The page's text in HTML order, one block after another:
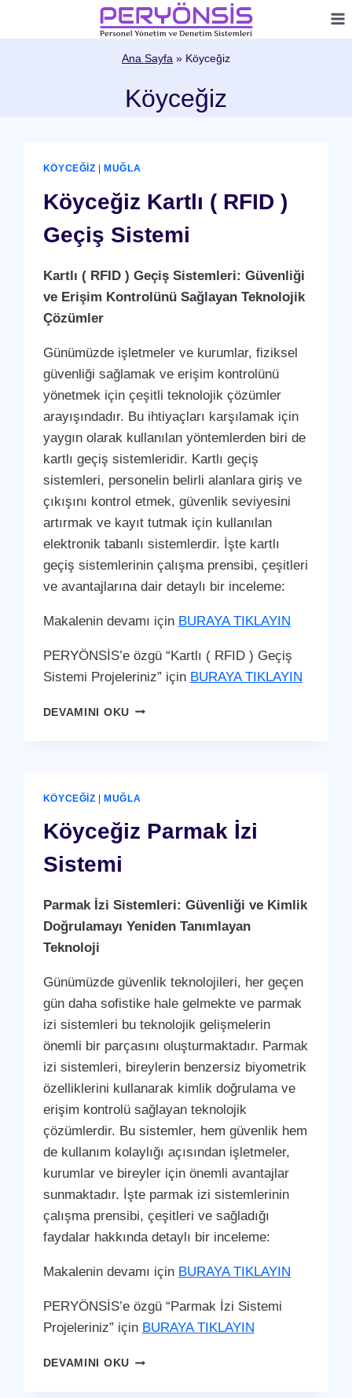
Ana Sayfa » Köyceğiz
Köyceğiz
KÖYCEĞIZ |MUĞLA
Köyceğiz Kartlı ( RFID )
Geçiş Sistemi
Kartlı ( RFID ) Geçiş Sistemleri: Güvenliği
ve Erişim Kontrolünü Sağlayan Teknolojik
Çözümler
Günümüzde işletmeler ve kurumlar, fiziksel
güvenliği sağlamak ve erişim kontrolünü
yönetmek için çeşitli teknolojik çözümler
arayışındadır. Bu ihtiyaçları karşılamak için
yaygın olarak kullanılan yöntemlerden biri de
kartlı geçiş sistemleridir. Kartlı geçiş
sistemleri, personelin belirli alanlara giriş ve
çıkışını kontrol etmek, güvenlik seviyesini
artırmak ve kayıt tutmak için kullanılan
elektronik tabanlı sistemlerdir. İşte kartlı
geçiş sistemlerinin çalışma prensibi, çeşitleri
ve avantajlarına dair detaylı bir inceleme:
Makalenin devamı için BURAYA TIKLAYIN
PERYÖNSİS’e özgü “Kartlı ( RFID ) Geçiş
Sistemi Projeleriniz” için BURAYA TIKLAYIN
DEVAMINI OKUKÖYCEĞIZ
KÖYCEĞIZ |MUĞLA
Köyceğiz Parmak İzi
Sistemi
Parmak İzi Sistemleri: Güvenliği ve Kimlik
Doğrulamayı Yeniden Tanımlayan
Teknoloji
Günümüzde güvenlik teknolojileri, her geçen
gün daha sofistike hale gelmekte ve parmak
izi sistemleri bu teknolojik gelişmelerin
önemli bir parçasını oluşturmaktadır. Parmak
izi sistemleri, bireylerin benzersiz biyometrik
özelliklerini kullanarak kimlik doğrulama ve
erişim kontrolü sağlayan teknolojik
çözümlerdir. Bu sistemler, hem güvenlik hem
de kullanım kolaylığı açısından işletmeler,
kurumlar ve bireyler için önemli avantajlar
sunmaktadır. İşte parmak izi sistemlerinin
çalışma prensibi, çeşitleri ve sağladığı
faydalar hakkında detaylı bir inceleme:
Makalenin devamı için BURAYA TIKLAYIN
PERYÖNSİS’e özgü “Parmak İzi Sistemi
Projeleriniz” için BURAYA TIKLAYIN
DEVAMINI OKUKÖYCEĞIZ